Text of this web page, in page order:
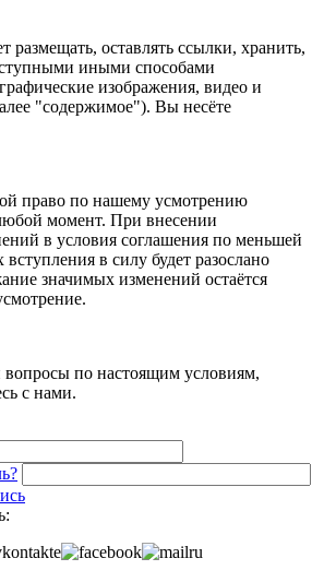
размещать, оставлять ссылки, хранить,
иными способами
изображения, видео и
"содержимое"). Вы несёте
право по нашему усмотрению
момент. При внесении
в условия соглашения по меньшей
в силу будет разослано
значимых изменений остаётся
по настоящим условиям,
с нами.